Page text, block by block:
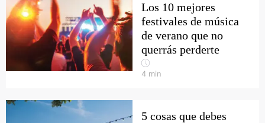
Los 10 mejores
festivales de música
de verano que no
querrás perderte
4 min
5 cosas que debes